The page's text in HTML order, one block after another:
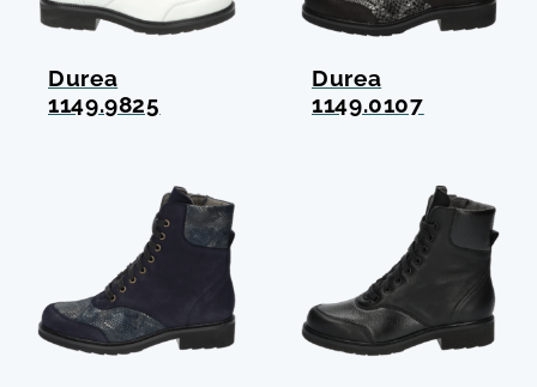
Durea
1149.9825
Durea
1149.0107